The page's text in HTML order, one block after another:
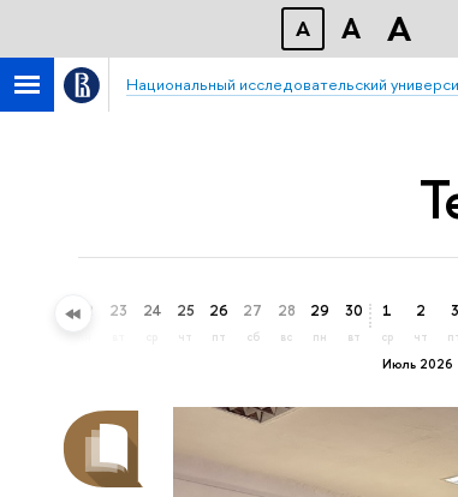
A A A
Национальный исследовательский
22 23 24 25
чт
26
пт
27
сб
28
вс
29
пн
30
вт
Июль 2026
1
ср
2
чт
3